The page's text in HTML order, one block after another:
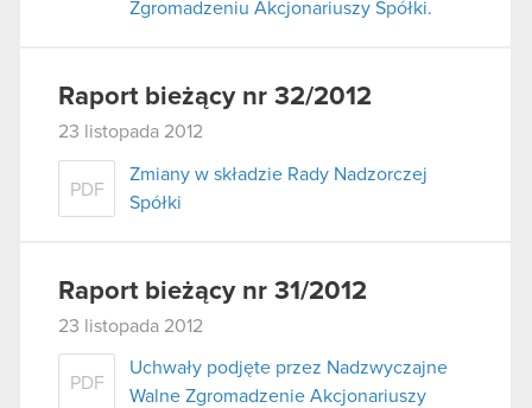
Zgromadzeniu Akcjonariuszy Spółki.
Raport bieżący nr 32/2012
23 listopada 2012
PDF
Zmiany w składzie Rady Nadzorczej
Spółki
Raport bieżący nr 31/2012
23 listopada 2012
PDF
Uchwały podjęte przez Nadzwyczajne
Walne Zgromadzenie Akcjonariuszy